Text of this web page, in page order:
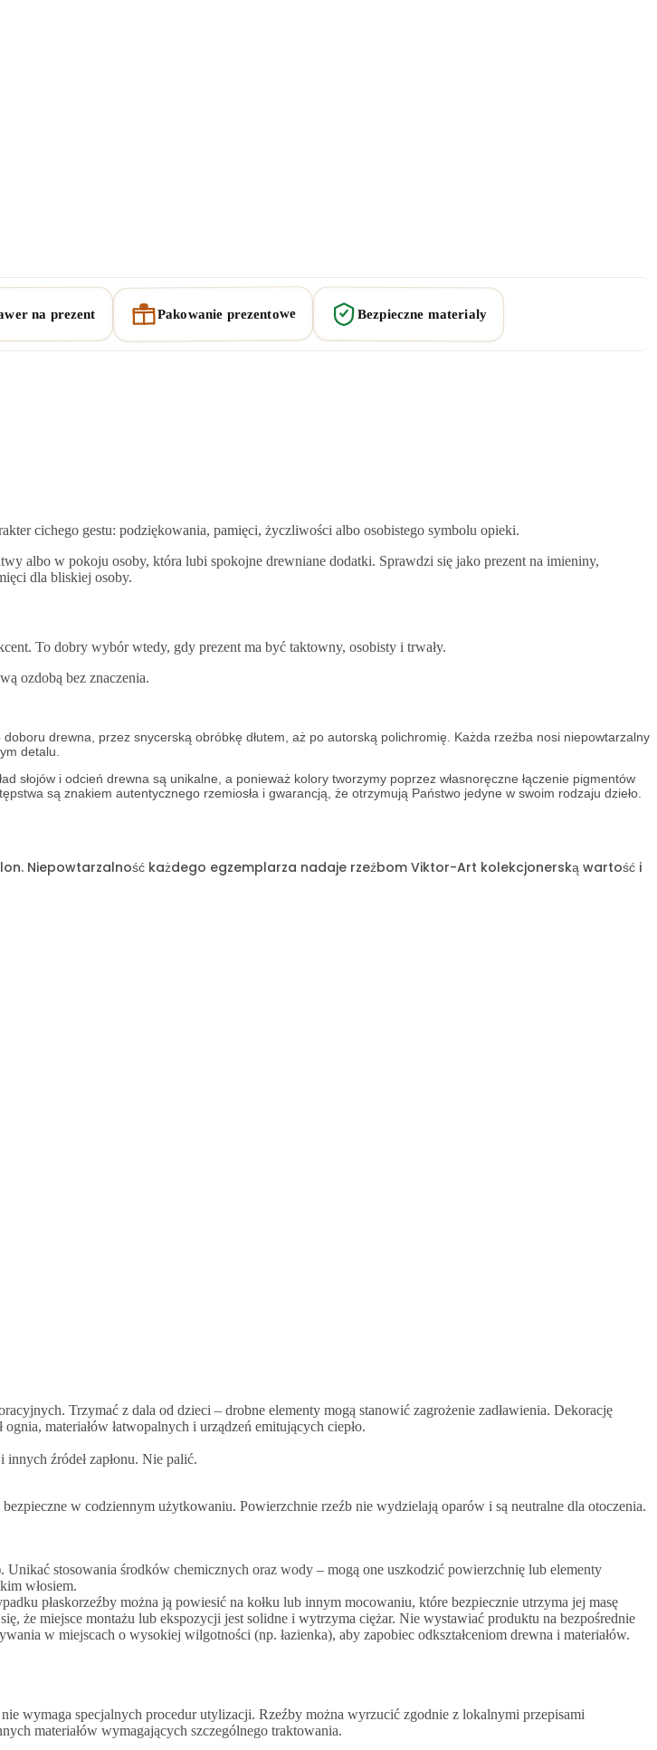
na prezent Pakowanie prezentowe Bezpieczne materialy
cichego gestu: podziękowania, pamięci, życzliwości albo osobistego symbolu opieki.
albo w pokoju osoby, która lubi spokojne drewniane dodatki. Sprawdzi się jako prezent na imieniny,
dla bliskiej osoby.
To dobry wybór wtedy, gdy prezent ma być taktowny, osobisty i trwały.
ozdobą bez znaczenia.
drewna, przez snycerską obróbkę dłutem, aż po autorską polichromię. Każda rzeźba nosi niepowtarzalny
detalu.
i odcień drewna są unikalne, a ponieważ kolory tworzymy poprzez własnoręczne łączenie pigmentów
są znakiem autentycznego rzemiosła i gwarancją, że otrzymują Państwo jedyne w swoim rodzaju dzieło.
Niepowtarzalność każdego egzemplarza nadaje rzeźbom Viktor-Art kolekcjonerską wartość i
Trzymać z dala od dzieci – drobne elementy mogą stanowić zagrożenie zadławienia. Dekorację
materiałów łatwopalnych i urządzeń emitujących ciepło.
źródeł zapłonu. Nie palić.
w codziennym użytkowaniu. Powierzchnie rzeźb nie wydzielają oparów i są neutralne dla otoczenia.
stosowania środków chemicznych oraz wody – mogą one uszkodzić powierzchnię lub elementy
włosiem.
płaskorzeźby można ją powiesić na kołku lub innym mocowaniu, które bezpiecznie utrzyma jej masę
że miejsce montażu lub ekspozycji jest solidne i wytrzyma ciężar. Nie wystawiać produktu na bezpośrednie
w miejscach o wysokiej wilgotności (np. łazienka), aby zapobiec odkształceniom drewna i materiałów.
wymaga specjalnych procedur utylizacji. Rzeźby można wyrzucić zgodnie z lokalnymi przepisami
materiałów wymagających szczególnego traktowania.